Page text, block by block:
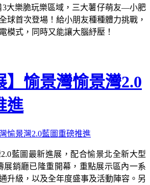
3大樂脆玩樂區域，三大薯仔萌友—小肥
球首次登場！給小朋友種種體力挑戰，
模式，同時又能讓大腦紓壓！
】愉景灣愉景灣2.0
進
藍圖最新進展，配合愉景北全新大型
展銷廳已隆重開幕，重點展示區內一系
升級，以及全年度盛事及活動陣容。另